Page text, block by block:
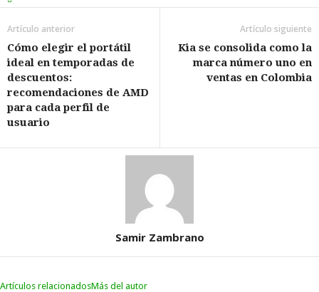
Artículo anterior
Cómo elegir el portátil
ideal en temporadas de
descuentos:
recomendaciones de AMD
para cada perfil de
usuario
Artículo siguiente
Kia se consolida como la
marca número uno en
ventas en Colombia
Samir Zambrano
Artículos relacionadosMás del autor